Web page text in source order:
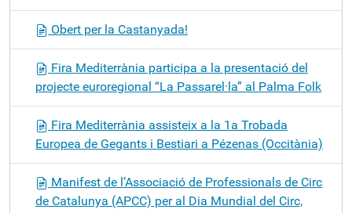
Obert per la Castanyada!
Fira Mediterrània participa a la presentació del
projecte euroregional “La Passarel·la” al Palma Folk
Fira Mediterrània assisteix a la 1a Trobada
Europea de Gegants i Bestiari a Pézenas (Occitània)
Manifest de l’Associació de Professionals de Circ
de Catalunya (APCC) per al Dia Mundial del Circ,